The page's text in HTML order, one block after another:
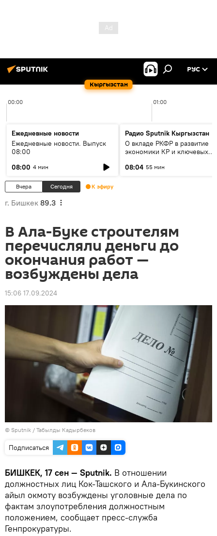
Кыргызстан
РУС
00:00 01:00
Ежедневные новости
Ежедневные новости. Выпуск
08:00
08:00 4 мин
Радио Sputnik Кыргызстан
О вкладе РКФР в развитие
экономики КР и ключевых
08:04 55 мин
Вчера Сегодня К эфиру
г. Бишкек 89.3
В Ала-Буке строителям
перечисляли деньги до
окончания работ —
возбуждены дела
15:06 17.09.2024
© Sputnik / Табылды Кадырбеков
Подписаться
БИШКЕК, 17 сен — Sputnik. В отношении
должностных лиц Кок-Ташского и Ала-Букинского
айыл окмоту возбуждены уголовные дела по
фактам злоупотребления должностным
положением, сообщает пресс-служба
Генпрокуратуры.